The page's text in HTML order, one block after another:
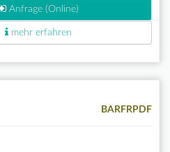
Anfrage (Online)
mehr erfahren
BARFRPDF